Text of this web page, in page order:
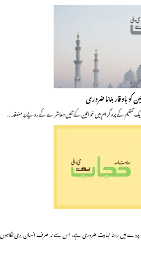
باوقار بنانا ضروری
ایک تنظیم کے پروگرام میں خواتین کے تئیں معاشرے کے رویے پر منعقد…
پردے میں رہنا نہایت ضروری ہے، اس سے نہ صرف انسان بری نگاہوں